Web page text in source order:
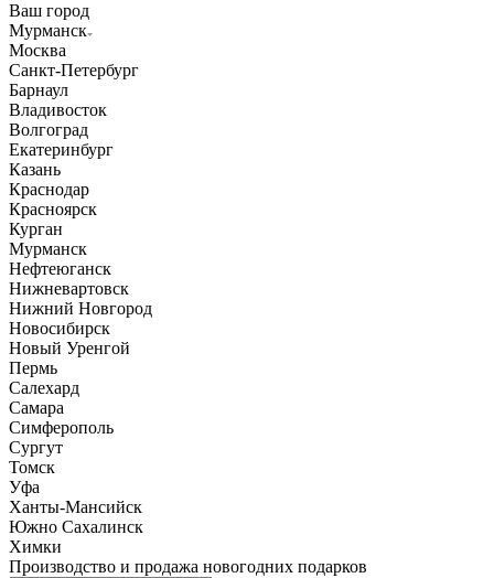
Ваш город
Мурманск
Москва
Санкт-Петербург
Барнаул
Владивосток
Волгоград
Екатеринбург
Казань
Краснодар
Красноярск
Курган
Мурманск
Нефтеюганск
Нижневартовск
Нижний Новгород
Новосибирск
Новый Уренгой
Пермь
Салехард
Самара
Симферополь
Сургут
Томск
Уфа
Ханты-Мансийск
Южно Сахалинск
Химки
Производство и продажа новогодних подарков